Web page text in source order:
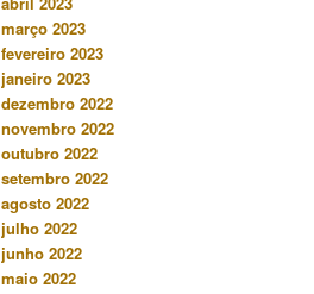
março 2023
fevereiro 2023
janeiro 2023
dezembro 2022
novembro 2022
outubro 2022
setembro 2022
agosto 2022
julho 2022
junho 2022
maio 2022